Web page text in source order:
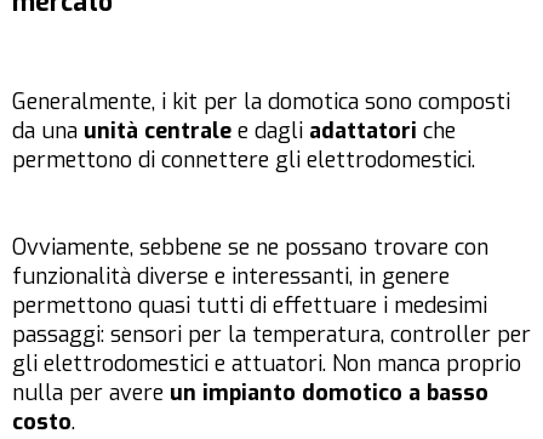
Generalmente, i kit per la domotica sono composti
da una unità centrale e dagli adattatori che
permettono di connettere gli elettrodomestici.
Ovviamente, sebbene se ne possano trovare con
funzionalità diverse e interessanti, in genere
permettono quasi tutti di effettuare i medesimi
passaggi: sensori per la temperatura, controller per
gli elettrodomestici e attuatori. Non manca proprio
nulla per avere un impianto domotico a basso
costo.